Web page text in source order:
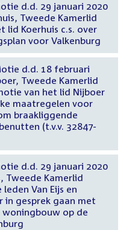
d.d. 29 januari 2020
Tweede Kamerlid
lid Koerhuis c.s. over
voor Valkenburg
d.d. 18 februari
Tweede Kamerlid
van het lid Nijboer
maatregelen voor
braakliggende
(t.v.v. 32847-
d.d. 29 januari 2020
Tweede Kamerlid
Van Eijs en
in gesprek gaan met
op de